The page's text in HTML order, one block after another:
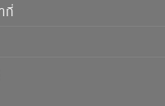
ที่